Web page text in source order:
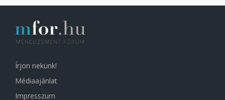
Írjon nekünk!
Médiaajánlat
Impresszum